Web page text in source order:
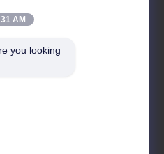
AM
you looking